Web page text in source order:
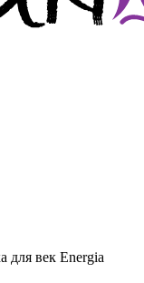
для век Energia